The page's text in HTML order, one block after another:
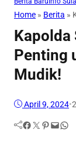
Home » Berita »
Kapolda
Penting
Mudik!
April 9, 2024•2
Facebook Twitter Pinterest Mail WhatsApp